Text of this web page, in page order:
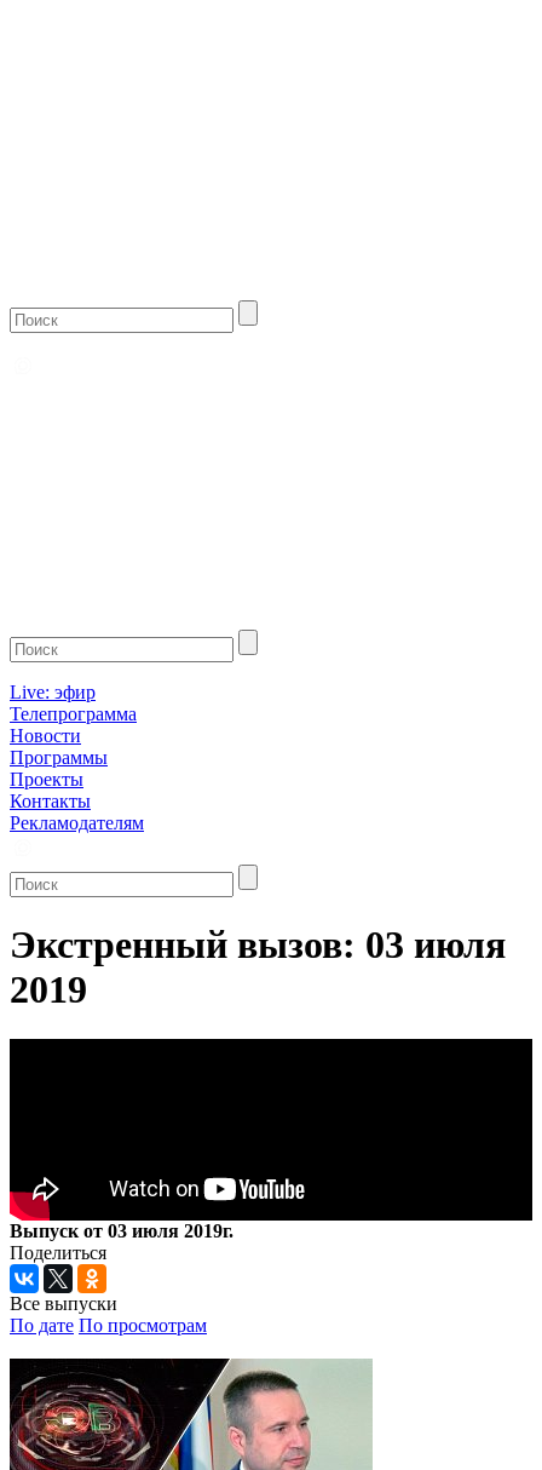
Live: эфир
Телепрограмма
Новости
Программы
Проекты
Контакты
Рекламодателям
Экстренный вызов: 03 июля
2019
Выпуск от 03 июля 2019г.
Поделиться
Все выпуски
По дате По просмотрам